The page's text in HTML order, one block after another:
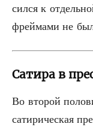
сил­ся к
фрей­ма­ми не
Сатира в
Во вто­рой
сати­ри­че­ская